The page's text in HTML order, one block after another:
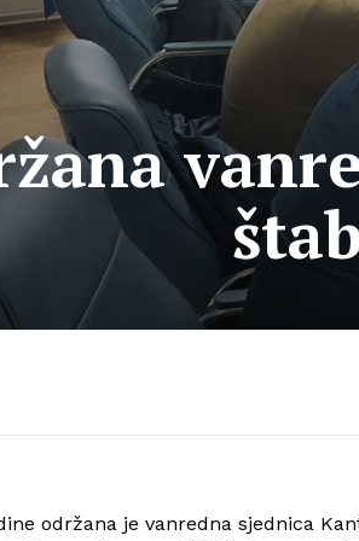
održana je vanredna sjednica